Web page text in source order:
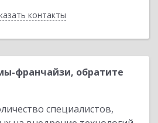
контакты
Назад
франчайзи, обратите
специалистов,